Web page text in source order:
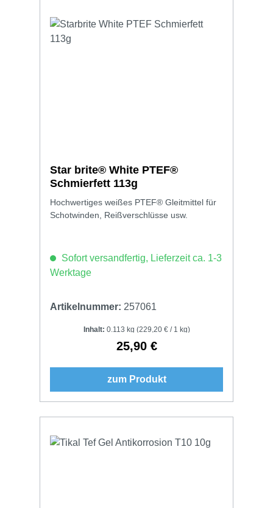
Star brite® White PTEF®
Schmierfett 113g
Hochwertiges weißes PTEF® Gleitmittel für
Schotwinden, Reißverschlüsse usw.
Sofort versandfertig, Lieferzeit ca. 1-3
Werktage
Artikelnummer: 257061
Inhalt: 0.113 kg (229,20 € / 1 kg)
Regulärer Preis:
25,90 €
zum Produkt